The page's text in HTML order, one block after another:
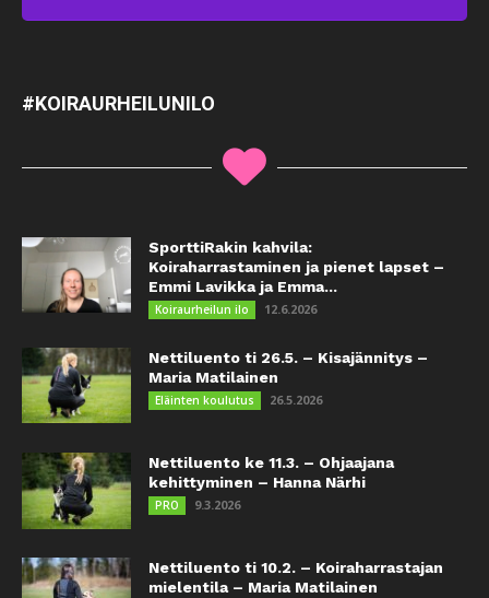
#KOIRAURHEILUNILO
SporttiRakin kahvila:
Koiraharrastaminen ja pienet lapset –
Emmi Lavikka ja Emma...
Koiraurheilun ilo 12.6.2026
Nettiluento ti 26.5. – Kisajännitys –
Maria Matilainen
Eläinten koulutus 26.5.2026
Nettiluento ke 11.3. – Ohjaajana
kehittyminen – Hanna Närhi
PRO 9.3.2026
Nettiluento ti 10.2. – Koiraharrastajan
mielentila – Maria Matilainen